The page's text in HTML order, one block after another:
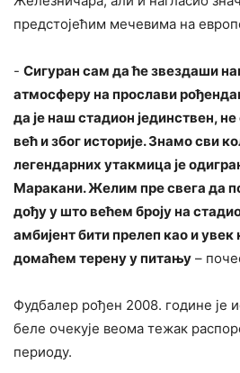
предстојећим мечевима на
‍- Сигуран сам да ће звездаши
атмосферу на прослави
да је наш стадион јединствен,
већ и због историје. Знамо сви
легендарних утакмица је
Маракани. Желим пре свега да
дођу у што већем броју на
амбијент бити прелеп као и
домаћем терену у питању –
Фудбалер рођен 2008. године је
беле очекује веома тежак
периоду.